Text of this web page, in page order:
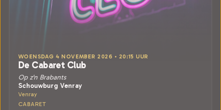
WOENSDAG 4 NOVEMBER 2026 • 20:15 UUR
De Cabaret Club
Op z'n Brabants
Schouwburg Venray
Venray
CABARET